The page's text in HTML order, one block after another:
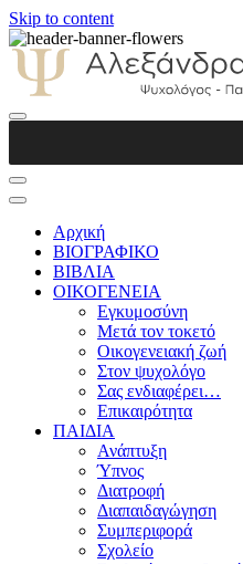
Skip to content
Παιδοψυχολόγος
Αρχική
ΒΙΟΓΡΑΦΙΚΟ
ΒΙΒΛΙΑ
ΟΙΚΟΓΕΝΕΙΑ
Εγκυμοσύνη
Μετά τον τοκετό
Οικογενειακή ζωή
Στον ψυχολόγο
Σας ενδιαφέρει…
Επικαιρότητα
ΠΑΙΔΙΑ
Ανάπτυξη
Ύπνος
Διατροφή
Διαπαιδαγώγηση
Συμπεριφορά
Σχολείο